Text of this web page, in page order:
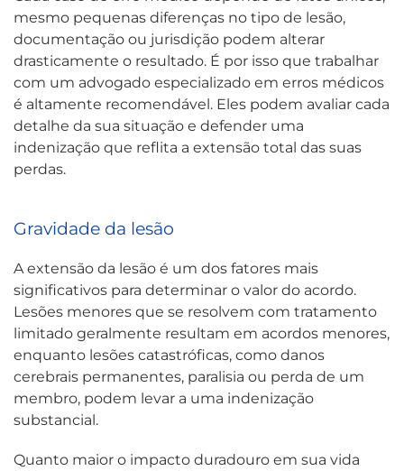
mesmo pequenas diferenças no tipo de lesão,
documentação ou jurisdição podem alterar
drasticamente o resultado. É por isso que trabalhar
com um advogado especializado em erros médicos
é altamente recomendável. Eles podem avaliar cada
detalhe da sua situação e defender uma
indenização que reflita a extensão total das suas
perdas.
Gravidade da lesão
A extensão da lesão é um dos fatores mais
significativos para determinar o valor do acordo.
Lesões menores que se resolvem com tratamento
limitado geralmente resultam em acordos menores,
enquanto lesões catastróficas, como danos
cerebrais permanentes, paralisia ou perda de um
membro, podem levar a uma indenização
substancial.
Quanto maior o impacto duradouro em sua vida